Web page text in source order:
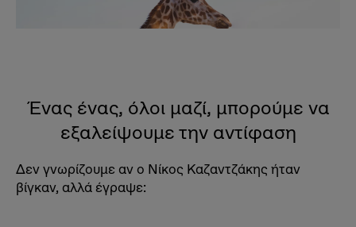
Ένας ένας, όλοι μαζί, μπορούμε να
εξαλείψουμε την αντίφαση
Δεν γνωρίζουμε αν ο Νίκος Καζαντζάκης ήταν
βίγκαν, αλλά έγραψε: